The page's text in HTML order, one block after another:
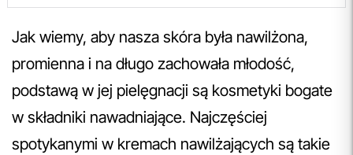
Jak wiemy, aby nasza skóra była nawilżona,
promienna i na długo zachowała młodość,
podstawą w jej pielęgnacji są kosmetyki bogate
w składniki nawadniające. Najczęściej
spotykanymi w kremach nawilżających są takie